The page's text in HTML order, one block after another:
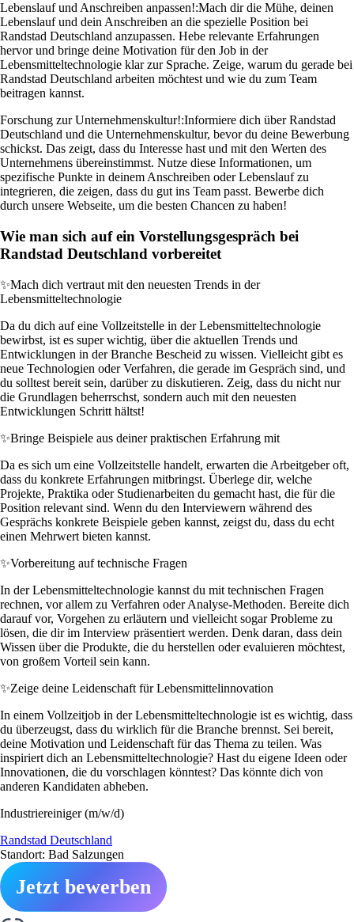
Lebenslauf und Anschreiben anpassen!:Mach dir die Mühe, deinen
Lebenslauf und dein Anschreiben an die spezielle Position bei
Randstad Deutschland anzupassen. Hebe relevante Erfahrungen
hervor und bringe deine Motivation für den Job in der
Lebensmitteltechnologie klar zur Sprache. Zeige, warum du gerade bei
Randstad Deutschland arbeiten möchtest und wie du zum Team
beitragen kannst.
Forschung zur Unternehmenskultur!:Informiere dich über Randstad
Deutschland und die Unternehmenskultur, bevor du deine Bewerbung
schickst. Das zeigt, dass du Interesse hast und mit den Werten des
Unternehmens übereinstimmst. Nutze diese Informationen, um
spezifische Punkte in deinem Anschreiben oder Lebenslauf zu
integrieren, die zeigen, dass du gut ins Team passt. Bewerbe dich
durch unsere Webseite, um die besten Chancen zu haben!
Wie man sich auf ein Vorstellungsgespräch bei
Randstad Deutschland vorbereitet
✨Mach dich vertraut mit den neuesten Trends in der
Lebensmitteltechnologie
Da du dich auf eine Vollzeitstelle in der Lebensmitteltechnologie
bewirbst, ist es super wichtig, über die aktuellen Trends und
Entwicklungen in der Branche Bescheid zu wissen. Vielleicht gibt es
neue Technologien oder Verfahren, die gerade im Gespräch sind, und
du solltest bereit sein, darüber zu diskutieren. Zeig, dass du nicht nur
die Grundlagen beherrschst, sondern auch mit den neuesten
Entwicklungen Schritt hältst!
✨Bringe Beispiele aus deiner praktischen Erfahrung mit
Da es sich um eine Vollzeitstelle handelt, erwarten die Arbeitgeber oft,
dass du konkrete Erfahrungen mitbringst. Überlege dir, welche
Projekte, Praktika oder Studienarbeiten du gemacht hast, die für die
Position relevant sind. Wenn du den Interviewern während des
Gesprächs konkrete Beispiele geben kannst, zeigst du, dass du echt
einen Mehrwert bieten kannst.
✨Vorbereitung auf technische Fragen
In der Lebensmitteltechnologie kannst du mit technischen Fragen
rechnen, vor allem zu Verfahren oder Analyse-Methoden. Bereite dich
darauf vor, Vorgehen zu erläutern und vielleicht sogar Probleme zu
lösen, die dir im Interview präsentiert werden. Denk daran, dass dein
Wissen über die Produkte, die du herstellen oder evaluieren möchtest,
von großem Vorteil sein kann.
✨Zeige deine Leidenschaft für Lebensmittelinnovation
In einem Vollzeitjob in der Lebensmitteltechnologie ist es wichtig, dass
du überzeugst, dass du wirklich für die Branche brennst. Sei bereit,
deine Motivation und Leidenschaft für das Thema zu teilen. Was
inspiriert dich an Lebensmitteltechnologie? Hast du eigene Ideen oder
Innovationen, die du vorschlagen könntest? Das könnte dich von
anderen Kandidaten abheben.
Industriereiniger (m/w/d)
Randstad Deutschland
Standort: Bad Salzungen
Jetzt bewerben